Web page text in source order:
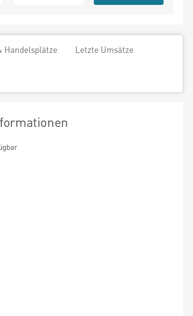
Handelsplätze Letzte Umsätze